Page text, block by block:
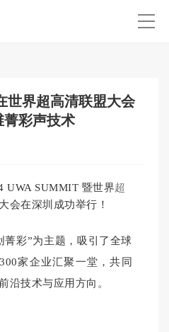
世界超高清联盟大会
菁彩声技术
UWA SUMMIT 暨世界超
会在深圳成功举行！
菁彩”为主题，吸引了全球
家企业汇聚一堂，共同
沿技术与应用方向。